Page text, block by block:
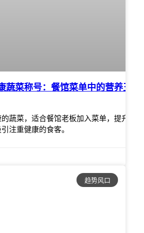
蔬菜称号：餐馆菜单中的营养王
蔬菜，适合餐馆老板加入菜单，提升
注重健康的食客。
趋势风口